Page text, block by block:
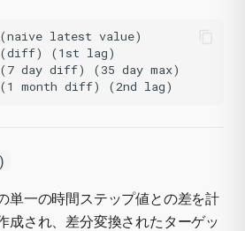
latest value)
(1st lag)
day diff) (35 day max)
単一の時間ステップ値との差を計
成され、差分変換されたターゲッ